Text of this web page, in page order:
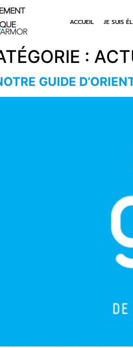
ACCUEIL JE SUIS
:
GUIDE